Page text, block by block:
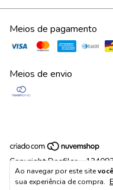
Ao navegar por este site
sua experiência de compra.
Meios de pagamento
Meios de envio
Copyright Desfilar -
reservados.